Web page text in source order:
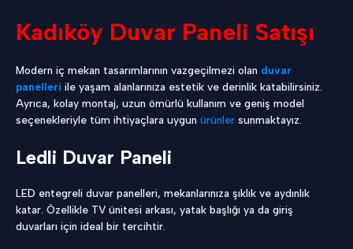
Kadıköy Duvar Paneli Satışı
Modern iç mekan tasarımlarının vazgeçilmezi olan duvar
panelleri ile yaşam alanlarınıza estetik ve derinlik katabilirsiniz.
Ayrıca, kolay montaj, uzun ömürlü kullanım ve geniş model
seçenekleriyle tüm ihtiyaçlara uygun ürünler sunmaktayız.
Ledli Duvar Paneli
LED entegreli duvar panelleri, mekanlarınıza şıklık ve aydınlık
katar. Özellikle TV ünitesi arkası, yatak başlığı ya da giriş
duvarları için ideal bir tercihtir.